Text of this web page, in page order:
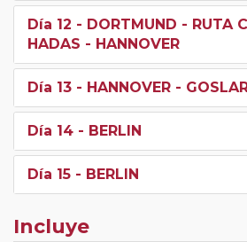
Día 12 - DORTMUND - RUTA
HADAS - HANNOVER
Día 13 - HANNOVER -
Día 14 - BERLIN
Día 15 - BERLIN
Incluye